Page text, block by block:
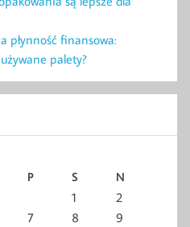
płynność finansowa:
palety?
P S N
1
2
7 8
9